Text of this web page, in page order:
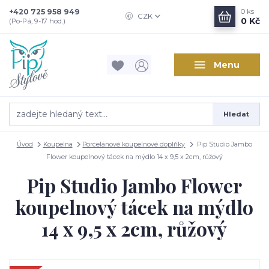
Menu
CZK
Hledat
+420 725 958 949
(Po-Pá, 9-17 hod.)
0 ks
0 Kč
Úvod Koupelna Porcelánové koupelnové doplňky
Pip Studio Jambo
Flower koupelnový tácek na mýdlo 14 x 9,5 x 2cm, růžový
Pip Studio Jambo Flower
koupelnový tácek na mýdlo
14 x 9,5 x 2cm, růžový